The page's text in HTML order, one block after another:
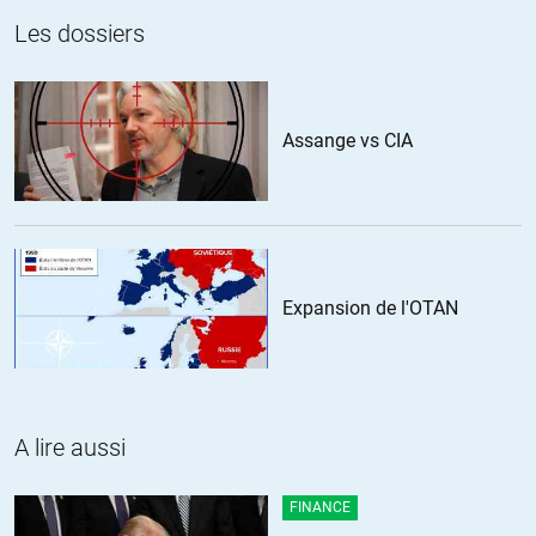
qu’il nous faudra faire preuve de toute la vigilance possible.
Doghouse Reilly 24.02.2018 à 14h17
des complots ça c’était au temps de Marie Antoinette), c’est le déni
de réalité dans laquelle se vautrent complaisamment tant nos
politiciens que leurs laquais des médias .
ALERTER
Rien de nouveau sous le soleil je crois…
Les dossiers
Assange vs CIA
Expansion de l'OTAN
A lire aussi
FINANCE